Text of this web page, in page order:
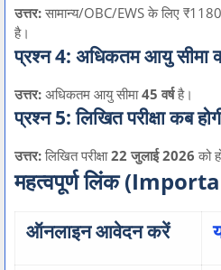
उत्तर: सामान्य/OBC/EWS के लिए
है।
प्रश्न 4: अधिकतम आयु सीमा
उत्तर: अधिकतम आयु सीमा45 वर्षहै।
प्रश्न 5: लिखित परीक्षा कब
उत्तर: लिखित परीक्षा22 जुलाई 2026 को
महत्वपूर्ण लिंक
ऑनलाइन आवेदन करें